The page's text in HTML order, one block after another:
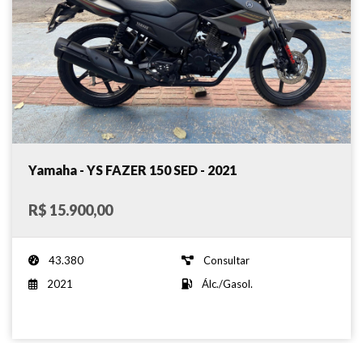
Yamaha - YS FAZER 150 SED - 2021
R$ 15.900,00
43.380
Consultar
2021
Álc./Gasol.